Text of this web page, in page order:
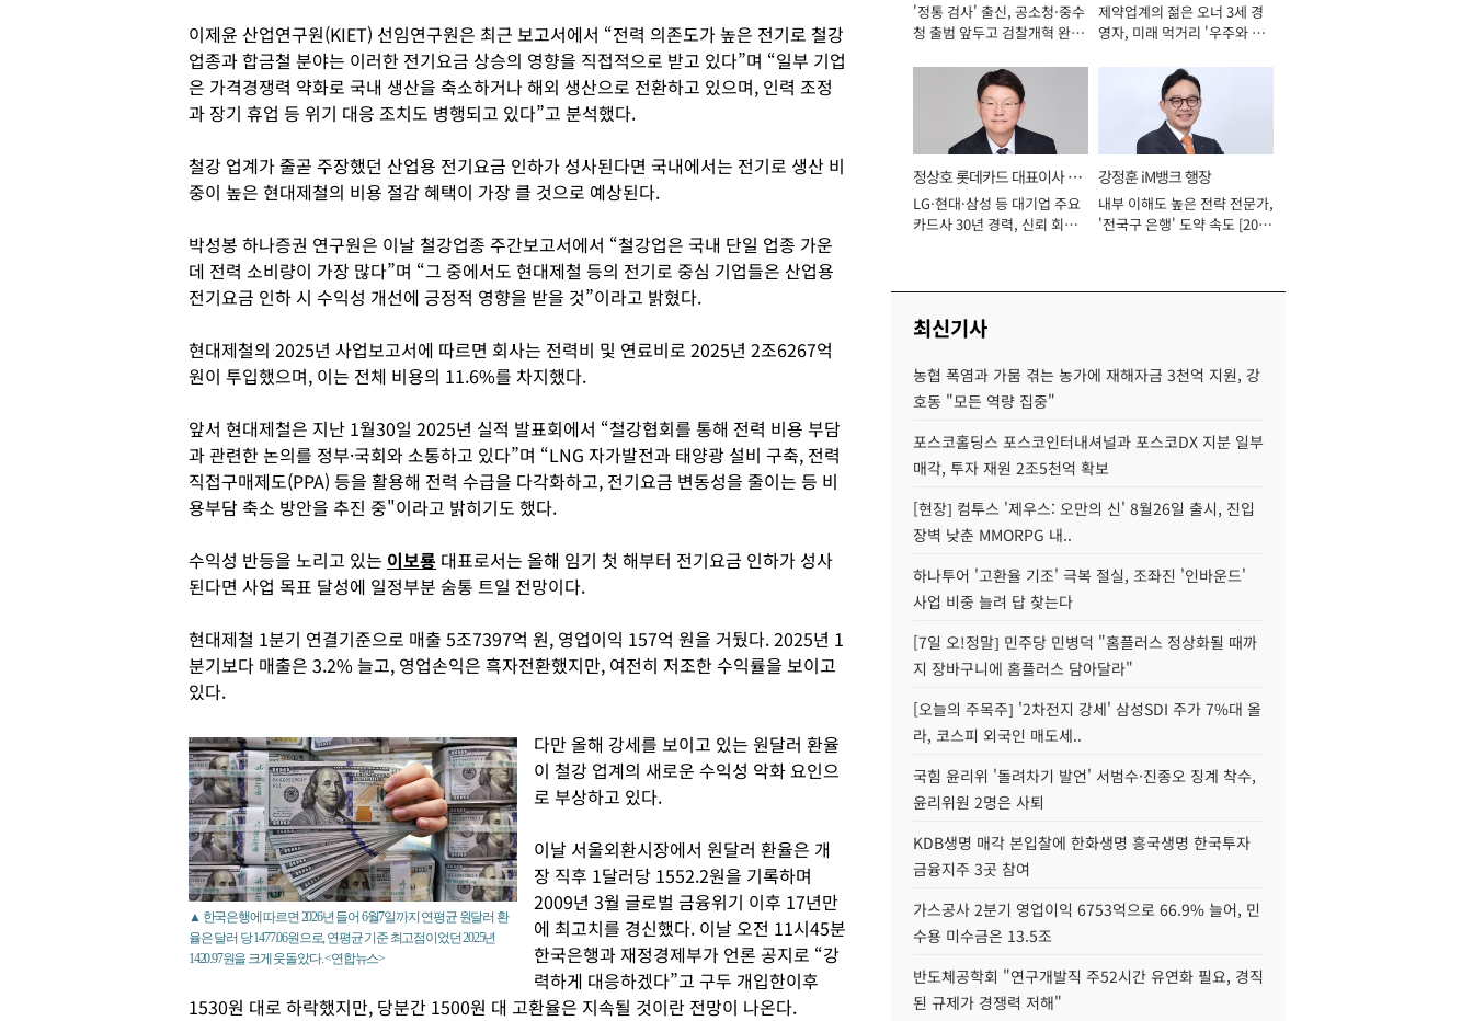
이제윤 산업연구원(KIET) 선임연구원은 최근 보고서에서 “전력 의존도가 높은 전기로 철강
업종과 합금철 분야는 이러한 전기요금 상승의 영향을 직접적으로 받고 있다”며 “일부 기업
은 가격경쟁력 약화로 국내 생산을 축소하거나 해외 생산으로 전환하고 있으며, 인력 조정
과 장기 휴업 등 위기 대응 조치도 병행되고 있다”고 분석했다.
철강 업계가 줄곧 주장했던 산업용 전기요금 인하가 성사된다면 국내에서는 전기로 생산 비
중이 높은 현대제철의 비용 절감 혜택이 가장 클 것으로 예상된다.
박성봉 하나증권 연구원은 이날 철강업종 주간보고서에서 “철강업은 국내 단일 업종 가운
데 전력 소비량이 가장 많다”며 “그 중에서도 현대제철 등의 전기로 중심 기업들은 산업용
전기요금 인하 시 수익성 개선에 긍정적 영향을 받을 것”이라고 밝혔다.
현대제철의 2025년 사업보고서에 따르면 회사는 전력비 및 연료비로 2025년 2조6267억
원이 투입했으며, 이는 전체 비용의 11.6%를 차지했다.
앞서 현대제철은 지난 1월30일 2025년 실적 발표회에서 “철강협회를 통해 전력 비용 부담
과 관련한 논의를 정부·국회와 소통하고 있다”며 “LNG 자가발전과 태양광 설비 구축, 전력
직접구매제도(PPA) 등을 활용해 전력 수급을 다각화하고, 전기요금 변동성을 줄이는 등 비
용부담 축소 방안을 추진 중"이라고 밝히기도 했다.
수익성 반등을 노리고 있는 이보룡 대표로서는 올해 임기 첫 해부터 전기요금 인하가 성사
된다면 사업 목표 달성에 일정부분 숨통 트일 전망이다.
현대제철 1분기 연결기준으로 매출 5조7397억 원, 영업이익 157억 원을 거뒀다. 2025년 1
분기보다 매출은 3.2% 늘고, 영업손익은 흑자전환했지만, 여전히 저조한 수익률을 보이고
있다.
▲ 한국은행에 따르면 2026년 들어 6월7일까지 연평균 원달러 환
율은 달러 당 1477.06원으로, 연평균 기준 최고점이었던 2025년
1420.97원을 크게 웃돌았다. <연합뉴스>
다만 올해 강세를 보이고 있는 원달러 환율
이 철강 업계의 새로운 수익성 악화 요인으
로 부상하고 있다.
이날 서울외환시장에서 원달러 환율은 개
장 직후 1달러당 1552.2원을 기록하며
2009년 3월 글로벌 금융위기 이후 17년만
에 최고치를 경신했다. 이날 오전 11시45분
한국은행과 재정경제부가 언론 공지로 “강
력하게 대응하겠다”고 구두 개입한이후
1530원 대로 하락했지만, 당분간 1500원 대 고환율은 지속될 것이란 전망이 나온다.
서관
'정통 검사' 출신, 공소청·중수
청 출범 앞두고 검찰개혁 완수
표이사 사장
제약업계의 젊은 오너 3세 경
영자, 미래 먹거리 '우주와 헬
정상호 롯데카드 대표이사 사
장
LG·현대·삼성 등 대기업 주요
카드사 30년 경력, 신뢰 회복
강정훈 iM뱅크 행장
내부 이해도 높은 전략 전문가,
'전국구 은행' 도약 속도 [2026
최신기사
농협 폭염과 가뭄 겪는 농가에 재해자금 3천억 지원, 강
호동 "모든 역량 집중"
포스코홀딩스 포스코인터내셔널과 포스코DX 지분 일부
매각, 투자 재원 2조5천억 확보
[현장] 컴투스 '제우스: 오만의 신' 8월26일 출시, 진입
장벽 낮춘 MMORPG 내..
하나투어 '고환율 기조' 극복 절실, 조좌진 '인바운드'
사업 비중 늘려 답 찾는다
[7일 오!정말] 민주당 민병덕 "홈플러스 정상화될 때까
지 장바구니에 홈플러스 담아달라"
[오늘의 주목주] '2차전지 강세' 삼성SDI 주가 7%대 올
라, 코스피 외국인 매도세..
국힘 윤리위 '돌려차기 발언' 서범수·진종오 징계 착수,
윤리위원 2명은 사퇴
KDB생명 매각 본입찰에 한화생명 흥국생명 한국투자
금융지주 3곳 참여
가스공사 2분기 영업이익 6753억으로 66.9% 늘어, 민
수용 미수금은 13.5조
반도체공학회 "연구개발직 주52시간 유연화 필요, 경직
된 규제가 경쟁력 저해"